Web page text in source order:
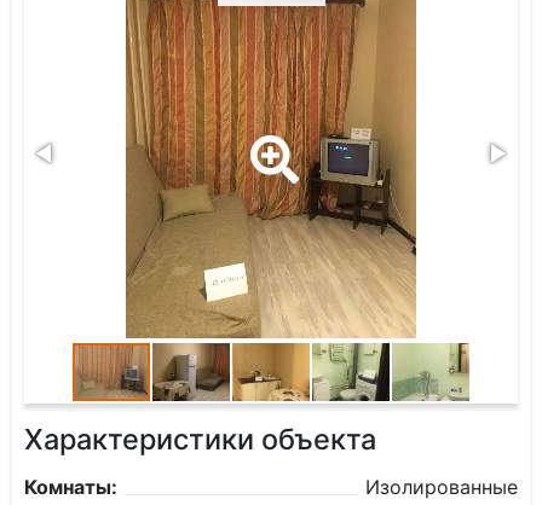
Характеристики объекта
Комнаты:
Изолированные